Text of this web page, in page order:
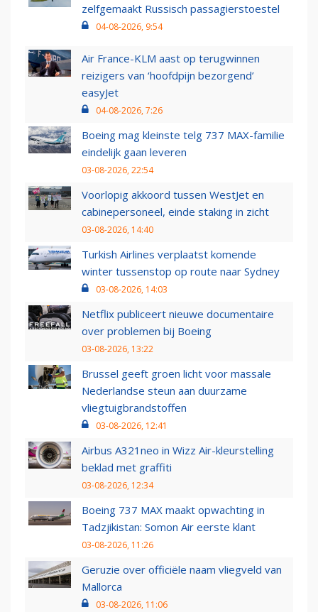
zelfgemaakt Russisch passagierstoestel
04-08-2026, 9:54
Air France-KLM aast op terugwinnen
reizigers van ‘hoofdpijn bezorgend’
easyJet
04-08-2026, 7:26
Boeing mag kleinste telg 737 MAX-familie
eindelijk gaan leveren
03-08-2026, 22:54
Voorlopig akkoord tussen WestJet en
cabinepersoneel, einde staking in zicht
03-08-2026, 14:40
Turkish Airlines verplaatst komende
winter tussenstop op route naar Sydney
03-08-2026, 14:03
Netflix publiceert nieuwe documentaire
over problemen bij Boeing
03-08-2026, 13:22
Brussel geeft groen licht voor massale
Nederlandse steun aan duurzame
vliegtuigbrandstoffen
03-08-2026, 12:41
Airbus A321neo in Wizz Air-kleurstelling
beklad met graffiti
03-08-2026, 12:34
Boeing 737 MAX maakt opwachting in
Tadzjikistan: Somon Air eerste klant
03-08-2026, 11:26
Geruzie over officiële naam vliegveld van
Mallorca
03-08-2026, 11:06